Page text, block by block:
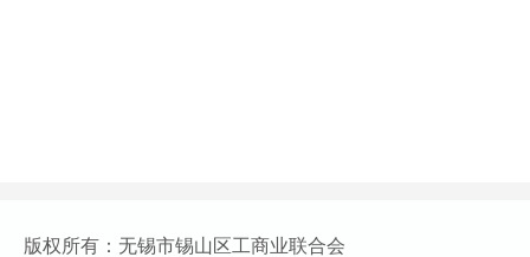
版权所有：无锡市锡山区工商业联合会